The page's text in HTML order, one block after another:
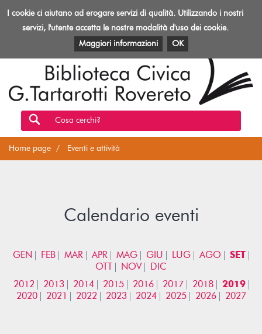
Toggle
Biblioteca
Rovereto
EVENTI E ATTIVITÀ PATRIMONIO E RISORSE
Cosa cerchi?
Home page Eventi e attività
Calendario eventi
GEN FEB MAR APR MAG GIU LUG AGO
SET
OTT
NOV
DIC
2012
2013 2014 2015 2016 2017 2018
2019
2020
2021 2022 2023 2024 2025 2026 2027
I cookie ci aiutano ad erogare servizi di qualità. Utilizzando i nostri
servizi, l'utente accetta le nostre modalità d'uso dei cookie.
Maggiori informazioni
OK